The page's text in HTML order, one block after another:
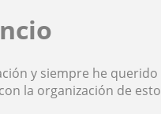
y siempre he
la organización de